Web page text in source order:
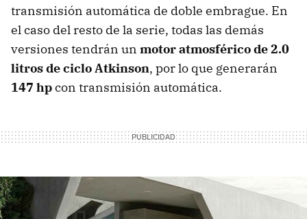
transmisión automática de doble embrague. En
el caso del resto de la serie, todas las demás
versiones tendrán un motor atmosférico de 2.0
litros de ciclo Atkinson, por lo que generarán
147 hpcon transmisión automática.